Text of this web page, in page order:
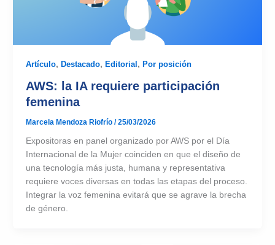
Artículo, Destacado, Editorial, Por posición
AWS: la IA requiere participación
femenina
Marcela Mendoza Riofrío /25/03/2026
Expositoras en panel organizado por AWS por el Día
Internacional de la Mujer coinciden en que el diseño de
una tecnología más justa, humana y representativa
requiere voces diversas en todas las etapas del proceso.
Integrar la voz femenina evitará que se agrave la brecha
de género.